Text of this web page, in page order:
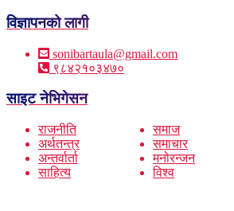
विज्ञापनको लागी
sonibartaula@gmail.com
९८४२१०३४७०
साइट नेभिगेसन
राजनीति
अर्थतन्त्र
अन्तर्वार्ता
साहित्य
समाज
समाचार
मनोरन्जन
विश्व